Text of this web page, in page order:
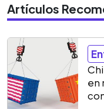
Artículos
en